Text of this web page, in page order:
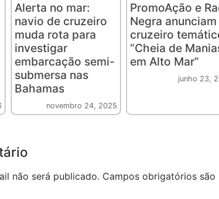
Alerta no mar:
navio de cruzeiro
muda rota para
investigar
embarcação semi-
submersa nas
Bahamas
novembro 24, 2025
PromoAção e
Negra anunciam
cruzeiro
“Cheia de
em Alto Mar”
junho 23,
não será publicado. Campos obrigatórios são